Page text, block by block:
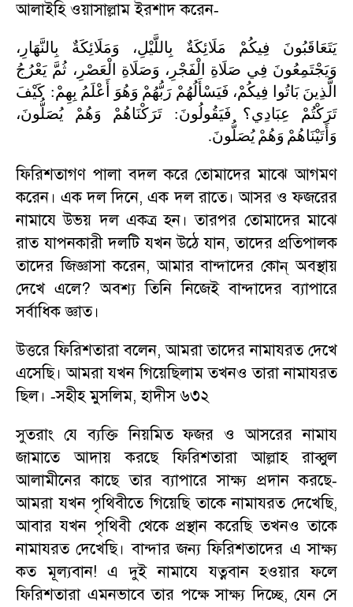
আলাইহি ওয়াসাল্লাম ইরশাদ করেন-
يَتَعَاقَبُونَ فِيكُمْ مَلَائِكَةٌ بِاللَّيْلِ، وَمَلَائِكَةٌ
بِالنَّهَارِ،
وَيَجْتَمِعُونَ فِي صَلَاةِ الْفَجْرِ، وَصَلَاةِ الْعَصْرِ، ثُمَّ يَعْرُجُ
الَّذِينَ بَاتُوا فِيكُمْ، فَيَسْأَلُهُمْ رَبُّهُمْ وَهُوَ أَعْلَمُ بِهِمْ: كَيْفَ
تَرَكْتُمْ
عِبَادِي؟ فَيَقُولُونَ:تَرَكْنَاهُمْ وَهُمْ
يُصَلُّونَ،
وَأَتَيْنَاهُمْ وَهُمْ يُصَلُّونَ.
ফিরিশতাগণ পালা বদল করে তোমাদের মাঝে আগমণ
করেন। এক দল দিনে,এক দল রাতে। আসর ও ফজরের
নামাযে উভয় দল একত্র হন। তারপর তোমাদের মাঝে
রাত যাপনকারী দলটি যখন উঠে যান,তাদের প্রতিপালক
তাদের জিজ্ঞাসা করেন,আমার বান্দাদের কোন্ অবস্থায়
দেখে এলে?অবশ্য তিনি নিজেই বান্দাদের ব্যাপারে
সর্বাধিক জ্ঞাত।
উত্তরে ফিরিশতারা বলেন,আমরা তাদের নামাযরত দেখে
এসেছি। আমরা যখন গিয়েছিলাম তখনও তারা নামাযরত
ছিল। -সহীহ মুসলিম,হাদীস ৬৩২
সুতরাং যে ব্যক্তি নিয়মিত ফজর ও আসরের নামায
জামাতে আদায় করছে ফিরিশতারা আল্লাহ রাব্বুল
আলামীনের কাছে তার ব্যাপারে সাক্ষ্য প্রদান করছে-
আমরা যখন পৃথিবীতে গিয়েছি তাকে নামাযরত দেখেছি,
আবার যখন পৃথিবী থেকে প্রস্থান করেছি তখনও তাকে
নামাযরত দেখেছি। বান্দার জন্য ফিরিশতাদের এ সাক্ষ্য
কত মূল্যবান! এ দুই নামাযে যত্নবান হওয়ার ফলে
ফিরিশতারা এমনভাবে তার পক্ষে সাক্ষ্য দিচ্ছে,যেন সে